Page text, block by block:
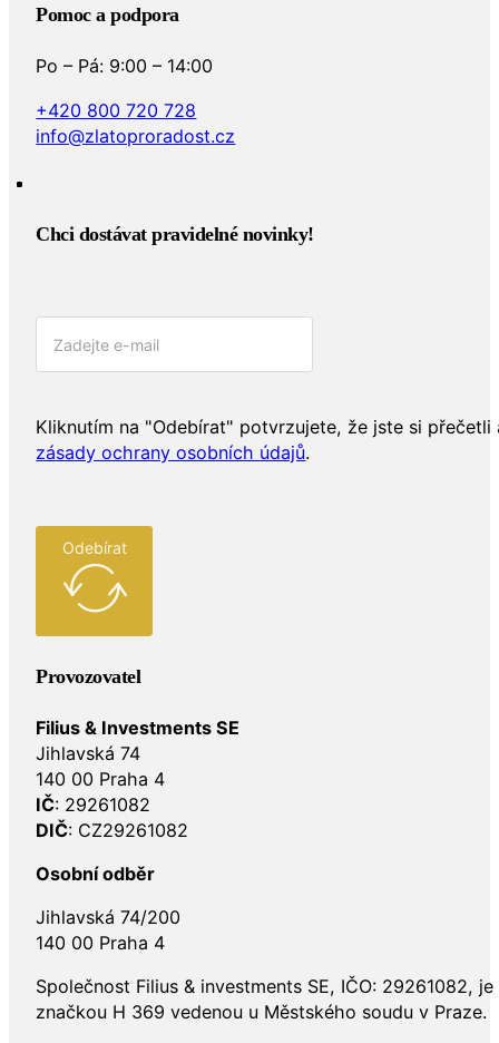
Pomoc a podpora
Po – Pá: 9:00 – 14:00
+420 800 720 728
info@zlatoproradost.cz
Chci dostávat pravidelné novinky!​
Kliknutím na "Odebírat" potvrzujete, že jste si přečetli
zásady ochrany osobních údajů.
Odebírat
Provozovatel
Filius & Investments SE
Jihlavská 74
140 00 Praha 4
IČ: 29261082
DIČ: CZ29261082
Osobní odběr
Jihlavská 74/200
140 00 Praha 4
Společnost Filius & investments SE, IČO: 29261082,
značkou H 369 vedenou u Městského soudu v Praze.